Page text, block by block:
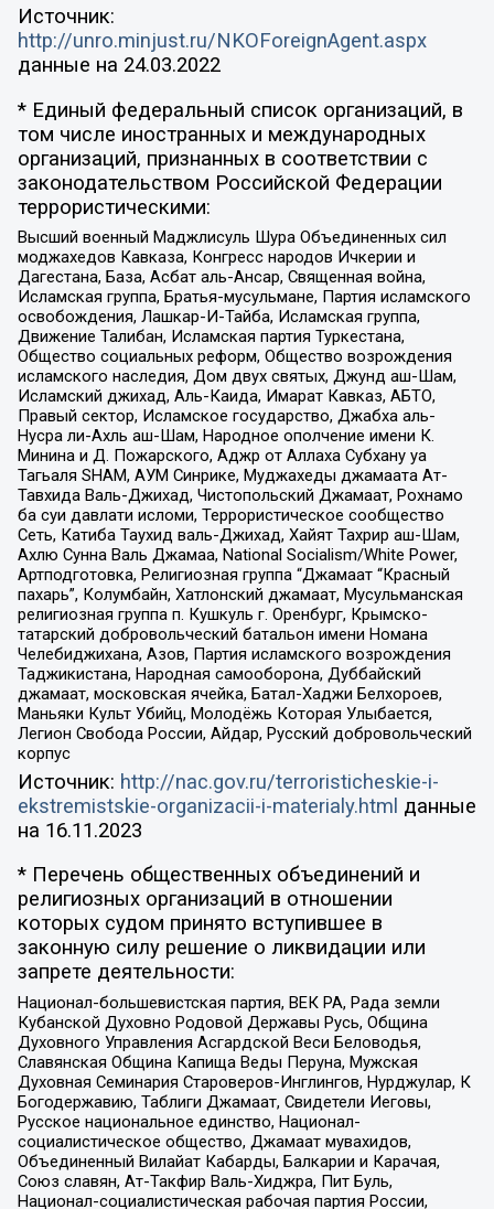
Источник:
http://unro.minjust.ru/NKOForeignAgent.aspx
данные на 24.03.2022
* Единый федеральный список организаций, в
том числе иностранных и международных
организаций, признанных в соответствии с
законодательством Российской Федерации
террористическими:
Высший военный Маджлисуль Шура Объединенных сил
моджахедов Кавказа, Конгресс народов Ичкерии и
Дагестана, База, Асбат аль-Ансар, Священная война,
Исламская группа, Братья-мусульмане, Партия исламского
освобождения, Лашкар-И-Тайба, Исламская группа,
Движение Талибан, Исламская партия Туркестана,
Общество социальных реформ, Общество возрождения
исламского наследия, Дом двух святых, Джунд аш-Шам,
Исламский джихад, Аль-Каида, Имарат Кавказ, АБТО,
Правый сектор, Исламское государство, Джабха аль-
Нусра ли-Ахль аш-Шам, Народное ополчение имени К.
Минина и Д. Пожарского, Аджр от Аллаха Субхану уа
Тагьаля SHAM, АУМ Синрике, Муджахеды джамаата Ат-
Тавхида Валь-Джихад, Чистопольский Джамаат, Рохнамо
ба суи давлати исломи, Террористическое сообщество
Сеть, Катиба Таухид валь-Джихад, Хайят Тахрир аш-Шам,
Ахлю Сунна Валь Джамаа, National Socialism/White Power,
Артподготовка, Религиозная группа “Джамаат “Красный
пахарь”, Колумбайн, Хатлонский джамаат, Мусульманская
религиозная группа п. Кушкуль г. Оренбург, Крымско-
татарский добровольческий батальон имени Номана
Челебиджихана, Азов, Партия исламского возрождения
Таджикистана, Народная самооборона, Дуббайский
джамаат, московская ячейка, Батал-Хаджи Белхороев,
Маньяки Культ Убийц, Молодёжь Которая Улыбается,
Легион Свобода России, Айдар, Русский добровольческий
корпус
Источник: http://nac.gov.ru/terroristicheskie-i-
ekstremistskie-organizacii-i-materialy.html данные
на 16.11.2023
* Перечень общественных объединений и
религиозных организаций в отношении
которых судом принято вступившее в
законную силу решение о ликвидации или
запрете деятельности:
Национал-большевистская партия, ВЕК РА, Рада земли
Кубанской Духовно Родовой Державы Русь, Община
Духовного Управления Асгардской Веси Беловодья,
Славянская Община Капища Веды Перуна, Мужская
Духовная Семинария Староверов-Инглингов, Нурджулар, К
Богодержавию, Таблиги Джамаат, Свидетели Иеговы,
Русское национальное единство, Национал-
социалистическое общество, Джамаат мувахидов,
Объединенный Вилайат Кабарды, Балкарии и Карачая,
Союз славян, Ат-Такфир Валь-Хиджра, Пит Буль,
Национал-социалистическая рабочая партия России,